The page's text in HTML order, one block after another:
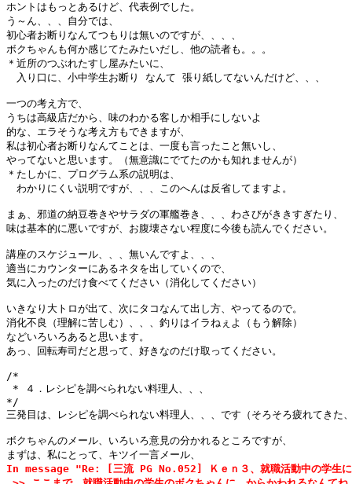
ホントはもっとあるけど、代表例でした。
う～ん、、、自分では、
初心者お断りなんてつもりは無いのですが、、、、
ボクちゃんも何か感じてたみたいだし、他の読者も。。。
＊近所のつぶれたすし屋みたいに、
入り口に、小中学生お断り なんて 張り紙してないんだけど、、、
一つの考え方で、
うちは高級店だから、味のわかる客しか相手にしないよ
的な、エラそうな考え方もできますが、
私は初心者お断りなんてことは、一度も言ったこと無いし、
やってないと思います。（無意識にでてたのかも知れませんが）
＊たしかに、プログラム系の説明は、
わかりにくい説明ですが、、、このへんは反省してますよ。
まぁ、邪道の納豆巻きやサラダの軍艦巻き、、、わさびがききすぎたり、
味は基本的に悪いですが、お腹壊さない程度に今後も読んでください。
講座のスケジュール、、、無いんですよ、、、
適当にカウンターにあるネタを出していくので、
気に入ったのだけ食べてください（消化してください）
いきなり大トロが出て、次にタコなんて出し方、やってるので。
消化不良（理解に苦しむ）、、、釣りはイラねぇよ（もう解除）
などいろいろあると思います。
あっ、回転寿司だと思って、好きなのだけ取ってください。
/*
* ４．レシピを調べられない料理人、、、
*/
三発目は、レシピを調べられない料理人、、、です（そろそろ疲れてきた
ボクちゃんのメール、いろいろ意見の分かれるところですが、
まずは、私にとって、キツイ一言メール、
In message "Re: [三流 PG No.052] Ｋｅｎ３、就職活動中の学生